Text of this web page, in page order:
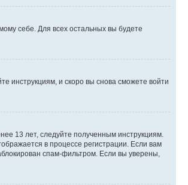
себе. Для всех остальных вы будете
инструкциям, и скоро вы снова сможете войти
13 лет, следуйте полученным инструкциям.
в процессе регистрации. Если вам
спам-фильтром. Если вы уверены,